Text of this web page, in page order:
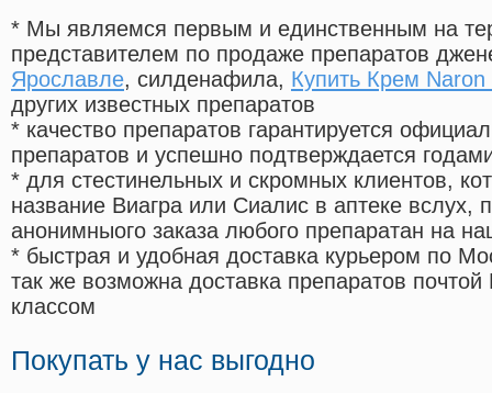
* Мы являемся первым и единственным на
представителем по продаже препаратов
Ярославле, силденафила, Купить Крем
других известных препаратов
* качество препаратов гарантируется
препаратов и успешно подтверждается
* для стестинельных и скромных клиентов,
название Виагра или Сиалис в аптеке вслух,
анонимныого заказа любого препаратан на
* быстрая и удобная доставка курьером по
так же возможна доставка препаратов
классом
Покупать у нас выгодно